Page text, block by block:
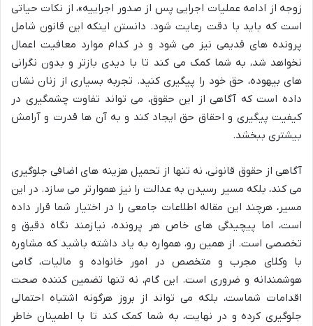
زوجه از ادامه عملیات اجرایی پس از صدور اجراییه»، از نکات حیاتی
است که باید با دقت رعایت شود. دانستن اینکه این قانون شامل
پرونده های قدیمی نیز می شود و در کدام موارد معافیت اعمال
نخواهد شد، به شما کمک می کند تا با دیدی بازتر و بدون نگرانی
های بیهوده، حق خود را پیگیری کنید. تجربه بسیاری از زنان نشان
داده است که آگاهی از این حقوق، می تواند تفاوت چشمگیری در
کیفیت پیگیری و احقاق حق ایجاد کند و به آن ها قدرت و آرامش
بیشتری ببخشد.
آگاهی از حقوق قانونی، نه تنها از تحمیل هزینه های اضافی جلوگیری
می کند، بلکه مسیر رسیدن به عدالت را نیز هموارتر می سازد. در این
مسیر، هرچند این مقاله اطلاعات جامعی را در اختیار شما قرار داده
است، اما پیچیدگی های خاص هر پرونده، نیازمند نگاه دقیق و
تخصصی است. از همین رو، همواره به یاد داشته باشید که مشاوره
با وکلای مجرب و متخصص در امور خانواده و مالیات، گامی
هوشمندانه و ضروری است. این گام، نه تنها تضمین کننده صحت
اقدامات شماست، بلکه می تواند از بروز هرگونه اشتباه احتمالی
جلوگیری کرده و در نهایت، به شما کمک کند تا با اطمینان خاطر